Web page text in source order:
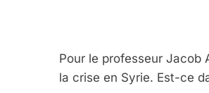
Pour le professeur Jacob
la crise en Syrie. Est-ce